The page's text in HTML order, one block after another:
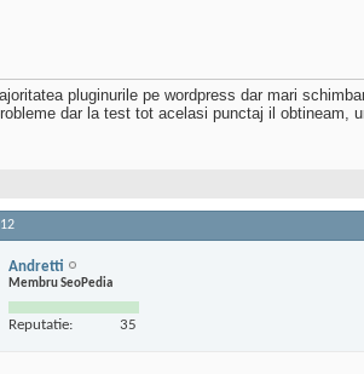
pluginurile pe wordpress dar mari
dar la test tot acelasi punctaj il obtineam,
Andretti
Membru SeoPedia
Reputatie: 35